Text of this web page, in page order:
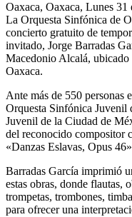
Oaxaca, Oaxaca, Lunes
La Orquesta Sinfónica de
concierto gratuito de
invitado, Jorge Barradas
Macedonio Alcalá,
Oaxaca.
Ante más de 550 personas
Orquesta Sinfónica
Juvenil de la Ciudad de
del reconocido compositor
«Danzas Eslavas, Opus
Barradas García imprimió
estas obras, donde flautas,
trompetas, trombones,
para ofrecer una